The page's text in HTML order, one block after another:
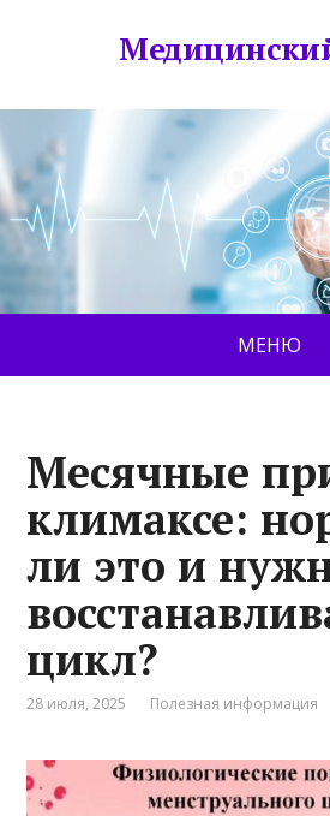
МЕНЮ
Месячные
климаксе:
ли это и
цикл?
28 июля, 2025 Полезная информация